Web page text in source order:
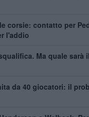
corsie: contatto per
l'addio
Ma quale sarà
da 40 giocatori: il